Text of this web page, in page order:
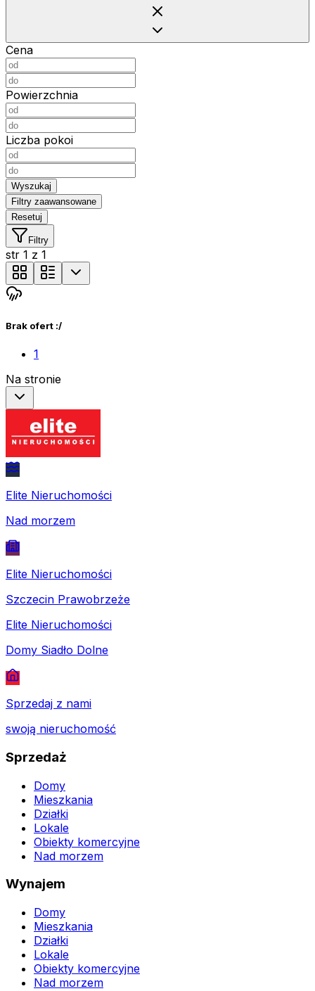
Cena
Powierzchnia
Liczba pokoi
Wyszukaj
Filtry zaawansowane
Resetuj
Filtry
str 1 z 1
Brak ofert :/
1
Na stronie
Elite Nieruchomości
Nad morzem
Elite Nieruchomości
Szczecin Prawobrzeże
Elite Nieruchomości
Domy Siadło Dolne
Sprzedaj z nami
swoją nieruchomość
Sprzedaż
Domy
Mieszkania
Działki
Lokale
Obiekty komercyjne
Nad morzem
Wynajem
Domy
Mieszkania
Działki
Lokale
Obiekty komercyjne
Nad morzem